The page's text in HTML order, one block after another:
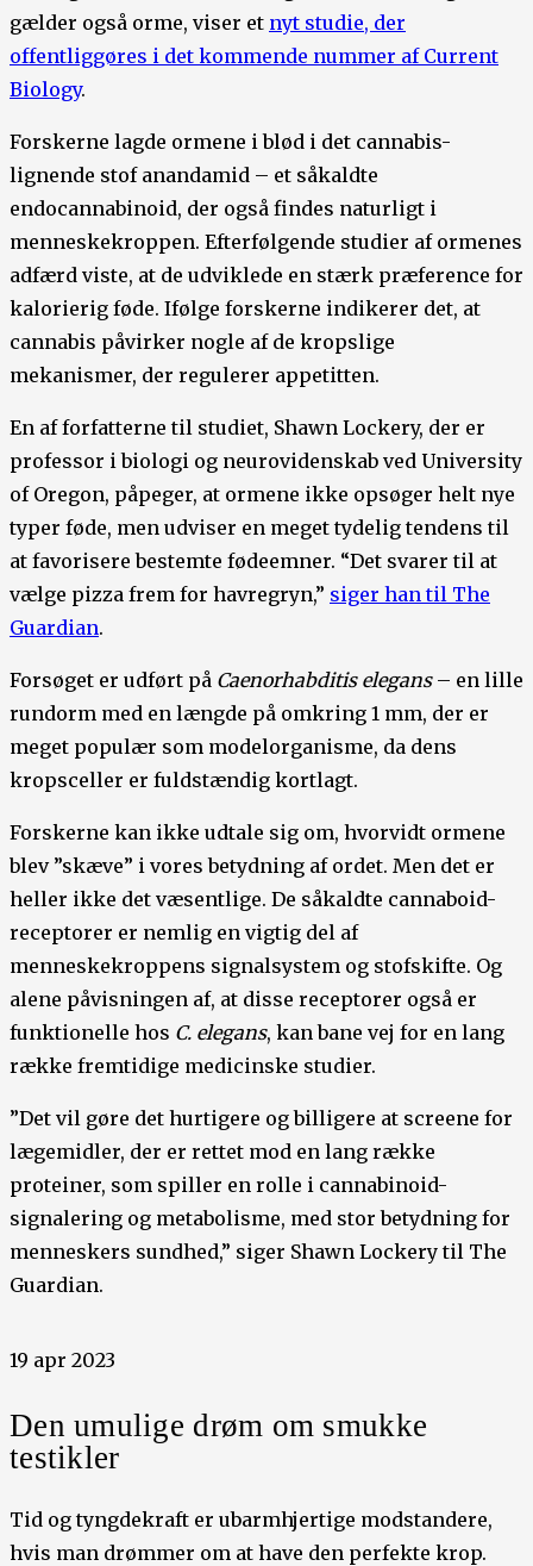
gælder også orme, viser et nyt studie, der
offentliggøres i det kommende nummer af Current
Biology.
Forskerne lagde ormene i blød i det cannabis-
lignende stof anandamid – et såkaldte
endocannabinoid, der også findes naturligt i
menneskekroppen. Efterfølgende studier af ormenes
adfærd viste, at de udviklede en stærk præference for
kalorierig føde. Ifølge forskerne indikerer det, at
cannabis påvirker nogle af de kropslige
mekanismer, der regulerer appetitten.
En af forfatterne til studiet, Shawn Lockery, der er
professor i biologi og neurovidenskab ved University
of Oregon, påpeger, at ormene ikke opsøger helt nye
typer føde, men udviser en meget tydelig tendens til
at favorisere bestemte fødeemner. “Det svarer til at
vælge pizza frem for havregryn,” siger han til The
Guardian.
Forsøget er udført på Caenorhabditis elegans – en lille
rundorm med en længde på omkring 1 mm, der er
meget populær som modelorganisme, da dens
kropsceller er fuldstændig kortlagt.
Forskerne kan ikke udtale sig om, hvorvidt ormene
blev ”skæve” i vores betydning af ordet. Men det er
heller ikke det væsentlige. De såkaldte cannaboid-
receptorer er nemlig en vigtig del af
menneskekroppens signalsystem og stofskifte. Og
alene påvisningen af, at disse receptorer også er
funktionelle hos C. elegans, kan bane vej for en lang
række fremtidige medicinske studier.
”Det vil gøre det hurtigere og billigere at screene for
lægemidler, der er rettet mod en lang række
proteiner, som spiller en rolle i cannabinoid-
signalering og metabolisme, med stor betydning for
menneskers sundhed,” siger Shawn Lockery til The
Guardian.
19 apr 2023
Den umulige drøm om smukke
testikler
Tid og tyngdekraft er ubarmhjertige modstandere,
hvis man drømmer om at have den perfekte krop.